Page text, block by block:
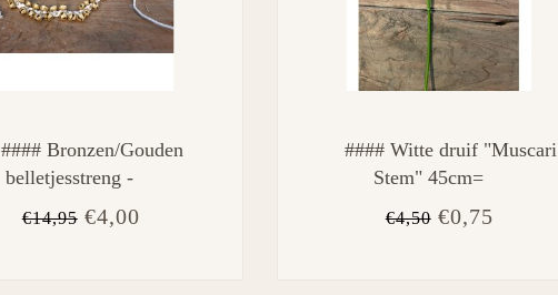
#### Bronzen/Gouden
belletjesstreng -
€14,95€4,00
#### Witte druif "Muscari
Stem" 45cm=
€4,50€0,75